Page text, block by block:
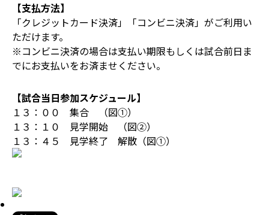
【支払方法】
「クレジットカード決済」「コンビニ決済」がご利用い
ただけます。
※コンビニ決済の場合は支払い期限もしくは試合前日ま
でにお支払いをお済ませください。
【試合当日参加スケジュール】
１３：００ 集合 （図①）
１３：１０ 見学開始 （図②）
１３：４５ 見学終了 解散（図①）